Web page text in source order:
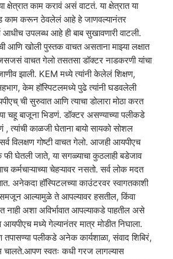
क्षेत्रात काम करावं असं वाटतं. या क्षेत्रात या
काम करून ठेवलेलं आहे हे जाणवल्यानंतर
उपलब्ध आहे ही बाब सुखावणारी वाटली.
आणि खोली पुस्तक वाचत असताना माझ्या लक्षात
वाचत गेलो तसतसा डॉक्टर नाडकरणी यांचा
झाली. KEM मध्ये त्यांनी केलेलं शिक्षण,
केम हॉस्पिटलमध्ये पुढे त्यांनी घडवलेली
ची सुरुवात आणि त्याचा डोलारा मोठा करत
चहू बाजूना भिडणं. डॉक्टर असण्याच्या पलीकडे
, त्यांची काळजी घेताना बायो सायको सोशल
विलक्षण गोष्टी वाचत गेलो. आजही आयपीएच
घेतली जाते, या सगळ्याचा कुठलाही बडेजाव
कर्मचाऱ्याच्या चेहऱ्यावर नसतो. सर्व लोक मदत
अनेकदा हॉस्पिटलच्या काउंटरवर स्वागतकाशी
आल्यामुळे ते आपल्यावर हसतील, किंवा
अशा अविर्भावात आपल्याकडे पाहतील असे
मध्ये गेल्यानंतर मात्र मोडीत निघाला.
पलीकडे अनेक कार्यशाळा, संवाद शिबिरं,
स्वतः कधी गरज लागल्यास